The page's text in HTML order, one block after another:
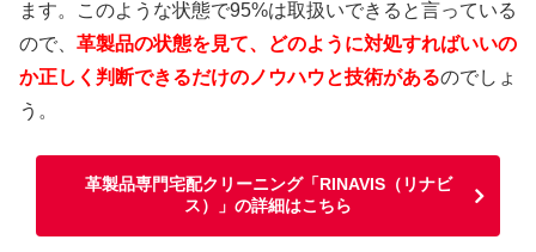
ます。このような状態で95%は取扱いできると言っている
ので、 革製品の状態を見て、どのように対処すればいいの
か正しく判断できるだけのノウハウと技術があるのでしょ
う。
革製品専門宅配クリーニング「RINAVIS（リナビ
ス）」の詳細はこちら